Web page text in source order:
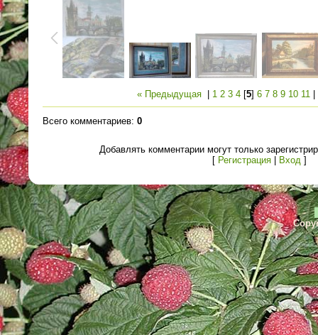
« Предыдущая 1 2 3 4 [5] 6 7 8 9 10 11
Всего комментариев: 0
Добавлять комментарии могут только
[ Регистрация| Вход ]